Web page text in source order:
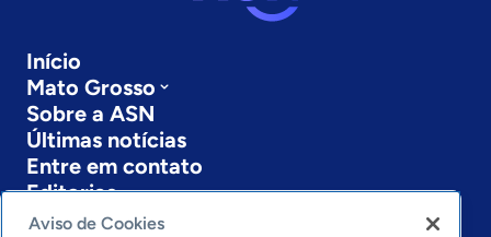
Início
Mato Grosso
Sobre a ASN
Últimas notícias
Entre em contato
Editorias
Aviso de Cookies